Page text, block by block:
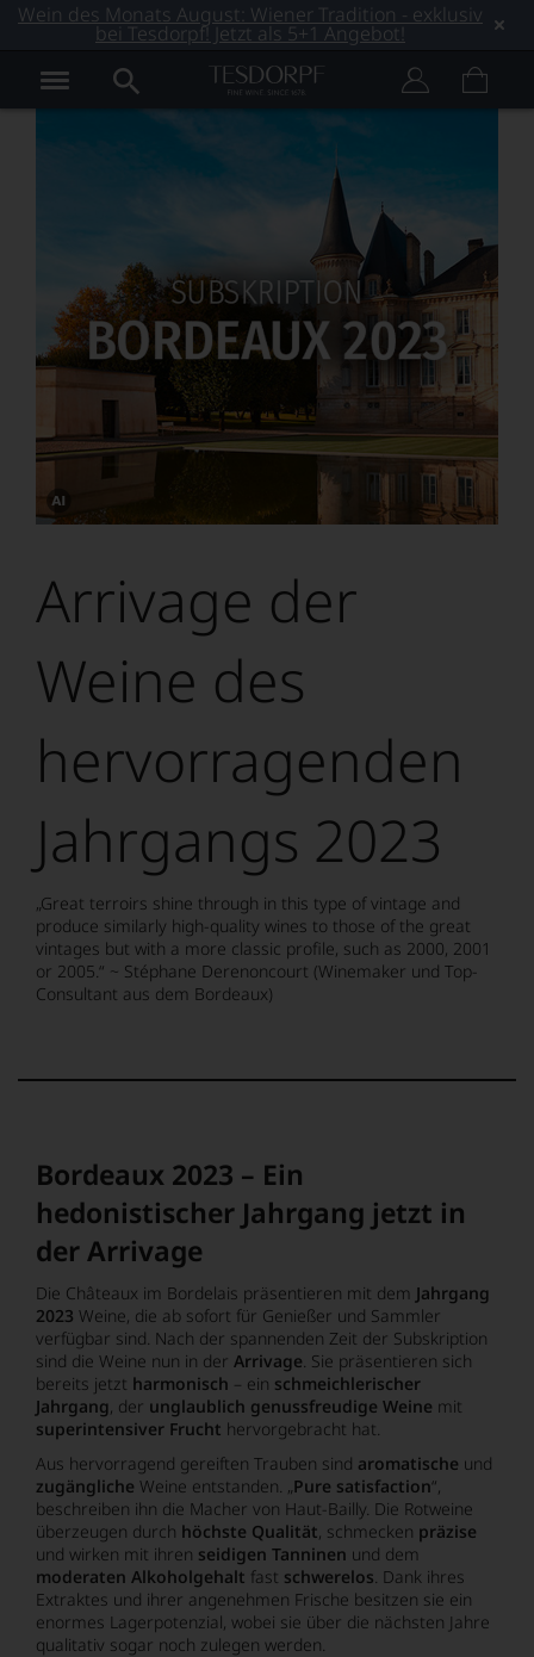
Wein des Monats August: Wiener Tradition - exklusiv
bei Tesdorpf! Jetzt als 5+1 Angebot!
Dieses
mithilfe
von
KI
verändert.
Arrivage der
Weine des
hervorragenden
Jahrgangs 2023
„Great terroirs shine through in this type of vintage and
produce similarly high-quality wines to those of the great
vintages but with a more classic profile, such as 2000, 2001
or 2005.“ ~ Stéphane Derenoncourt (Winemaker und Top-
Consultant aus dem Bordeaux)
Bordeaux 2023 – Ein
hedonistischer Jahrgang jetzt in
der Arrivage
Die Châteaux im Bordelais präsentieren mit dem Jahrgang
2023 Weine, die ab sofort für Genießer und Sammler
verfügbar sind. Nach der spannenden Zeit der Subskription
sind die Weine nun in der Arrivage. Sie präsentieren sich
bereits jetzt harmonisch – ein schmeichlerischer
Jahrgang, der unglaublich genussfreudige Weine mit
superintensiver Frucht hervorgebracht hat.
Aus hervorragend gereiften Trauben sind aromatische und
zugängliche Weine entstanden. „Pure satisfaction“,
beschreiben ihn die Macher von Haut-Bailly. Die Rotweine
überzeugen durch höchste Qualität, schmecken präzise
und wirken mit ihren seidigen Tanninen und dem
moderaten Alkoholgehalt fast schwerelos. Dank ihres
Extraktes und ihrer angenehmen Frische besitzen sie ein
enormes Lagerpotenzial, wobei sie über die nächsten Jahre
qualitativ sogar noch zulegen werden.